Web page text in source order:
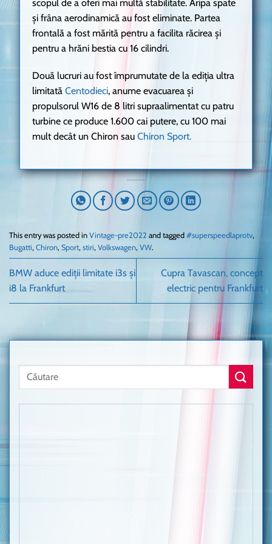
scopul de a oferi mai multă stabilitate. Aripa spate
și frâna aerodinamică au fost eliminate. Partea
frontală a fost mărită pentru a facilita răcirea și
pentru a hrăni bestia cu 16 cilindri.
Două lucruri au fost împrumutate de la ediția ultra
limitată Centodieci, anume evacuarea și
propulsorul W16 de 8 litri supraalimentat cu patru
turbine ce produce 1.600 cai putere, cu 100 mai
mult decât un Chiron sau Chiron Sport.
This entry was posted in Vintage-pre2022 and tagged #superspeedlaprotv,
Bugatti, Chiron, Sport, stiri, Volkswagen, VW.
BMW aduce ediții limitate i3s și
i8 la Frankfurt
Cupra Tavascan, concept
electric pentru Frankfurt